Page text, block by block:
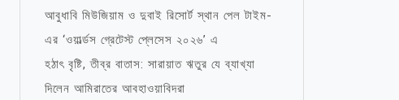
আবুধাবি মিউজিয়াম ও দুবাই রিসোর্ট স্থান পেল টাইম-
এর ‘ওয়ার্ল্ডস গ্রেটেস্ট প্লেসেস ২০২৬’ এ
হঠাৎ বৃষ্টি, তীব্র বাতাস: সারায়াত ঋতুর যে ব্যাখ্যা
দিলেন আমিরাতের আবহাওয়াবিদরা